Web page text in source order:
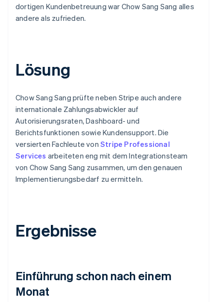
dortigen Kundenbetreuung war Chow Sang Sang alles
andere als zufrieden.
Lösung
Chow Sang Sang prüfte neben Stripe auch andere
internationale Zahlungsabwickler auf
Autorisierungsraten, Dashboard- und
Berichtsfunktionen sowie Kundensupport. Die
versierten Fachleute von Stripe Professional
Services arbeiteten eng mit dem Integrationsteam
von Chow Sang Sang zusammen, um den genauen
Implementierungsbedarf zu ermitteln.
Ergebnisse
Einführung schon nach einem
Monat